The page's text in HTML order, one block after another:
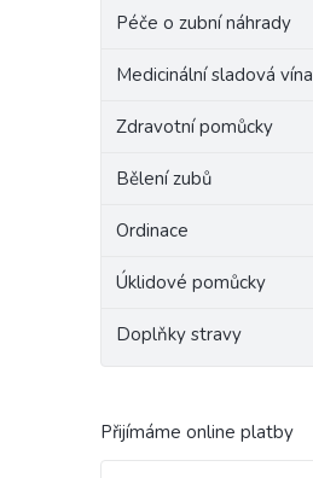
Péče o zubní náhrady
Medicinální sladová vína
Zdravotní pomůcky
Bělení zubů
Ordinace
Úklidové pomůcky
Doplňky stravy
Přijímáme online platby